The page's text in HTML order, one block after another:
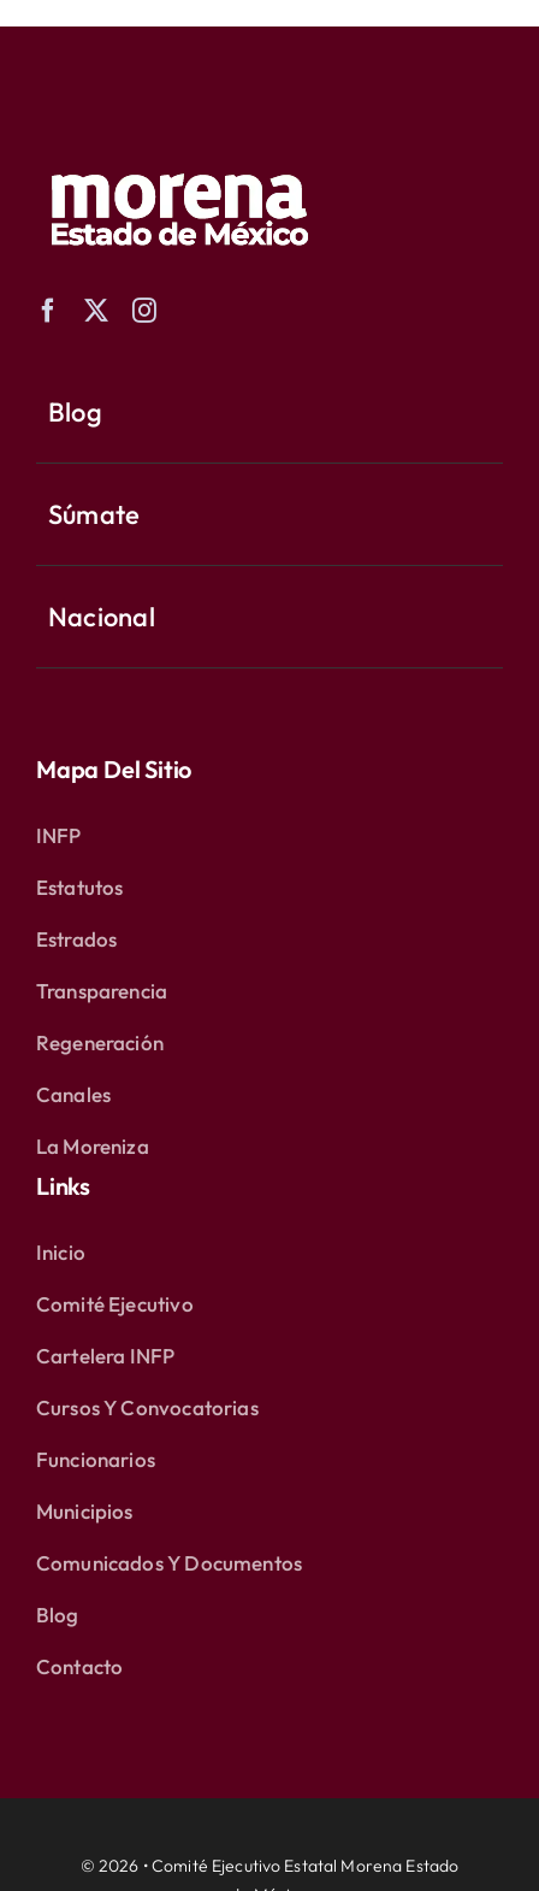
Blog
Súmate
Nacional
Mapa Del Sitio
INFP
Estatutos
Estrados
Transparencia
Regeneración
Canales
La Moreniza
Links
Inicio
Comité Ejecutivo
Cartelera INFP
Cursos Y Convocatorias
Funcionarios
Municipios
Comunicados Y Documentos
Blog
Contacto
© 2026 • Comité Ejecutivo Estatal Morena Estado